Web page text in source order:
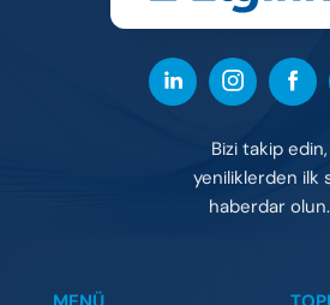
Bizi takip edin,
yeniliklerden ilk
haberdar olun.